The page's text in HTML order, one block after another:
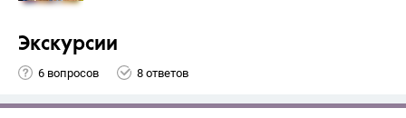
Экскурсии
6 вопросов 8 ответов